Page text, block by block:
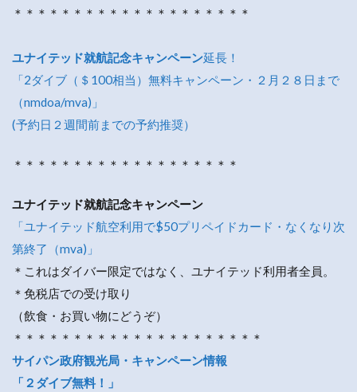
＊＊＊＊＊＊＊＊＊＊＊＊＊＊＊＊＊＊＊＊
ユナイテッド就航記念キャンペーン延長！
「2ダイブ（＄100相当）無料キャンペーン・２月２８日まで
（nmdoa/mva)」
(予約日２週間前までの予約推奨）
＊＊＊＊＊＊＊＊＊＊＊＊＊＊＊＊＊＊＊
ユナイテッド就航記念キャンペーン
「ユナイテッド航空利用で$50プリペイドカード・なくなり次
第終了（mva)」
＊これはダイバー限定ではなく、ユナイテッド利用者全員。
＊免税店での受け取り
（飲食・お買い物にどうぞ）
＊＊＊＊＊＊＊＊＊＊＊＊＊＊＊＊＊＊＊＊＊
サイパン政府観光局・キャンペーン情報
「２ダイブ無料！」